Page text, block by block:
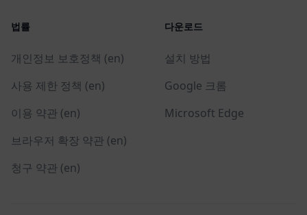
법률
개인정보 보호정책 (en)
사용 제한 정책 (en)
이용 약관 (en)
브라우저 확장 약관 (en)
청구 약관 (en)
다운로드
설치 방법
Google 크롬
Microsoft Edge